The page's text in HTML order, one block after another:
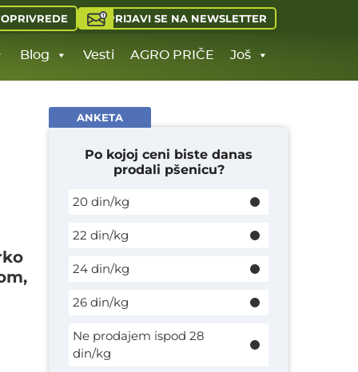
PRIJAVI SE NA NEWSLETTER
Blog Vesti AGRO PRIČE Još
ANKETA
Po kojoj ceni biste danas
prodali pšenicu?
20 din/kg
22 din/kg
24 din/kg
26 din/kg
Ne prodajem ispod 28
din/kg